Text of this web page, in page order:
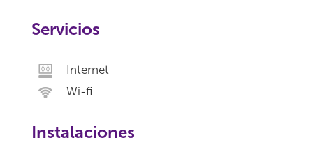
Servicios
Internet
Wi-fi
Instalaciones